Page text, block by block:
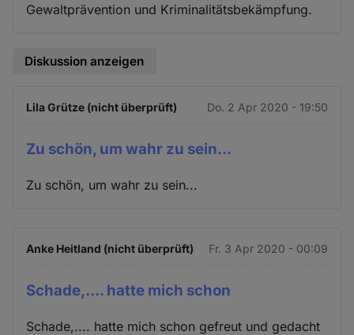
Gewaltprävention und Kriminalitätsbekämpfung.
Diskussion anzeigen
Lila Grütze (nicht überprüft) Do. 2 Apr 2020 - 19:50
Zu schön, um wahr zu sein...
Zu schön, um wahr zu sein...
Anke Heitland (nicht überprüft) Fr. 3 Apr 2020 - 00:09
Schade,.... hatte mich schon
Schade,.... hatte mich schon gefreut und gedacht